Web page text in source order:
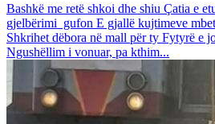
Bashkë me retë shkoi dhe shiu Çatia e
gjelbërimi gufon E gjallë kujtimeve
Shkrihet dëbora në mall për ty Fytyrë e
Ngushëllim i vonuar, pa kthim...